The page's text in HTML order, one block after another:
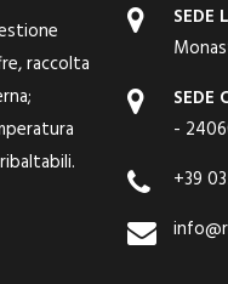
raccolta
SEDE
SEDE
-
+39